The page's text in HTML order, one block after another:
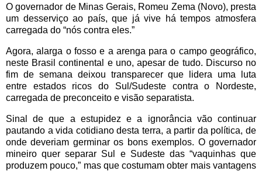
O governador de Minas Gerais, Romeu Zema (Novo), presta
um desserviço ao país, que já vive há tempos atmosfera
carregada do “nós contra eles.”
Agora, alarga o fosso e a arenga para o campo geográfico,
neste Brasil continental e uno, apesar de tudo. Discurso no
fim de semana deixou transparecer que lidera uma luta
entre estados ricos do Sul/Sudeste contra o Nordeste,
carregada de preconceito e visão separatista.
Sinal de que a estupidez e a ignorância vão continuar
pautando a vida cotidiano desta terra, a partir da política, de
onde deveriam germinar os bons exemplos. O governador
mineiro quer separar Sul e Sudeste das “vaquinhas que
produzem pouco,” mas que costumam obter mais vantagens